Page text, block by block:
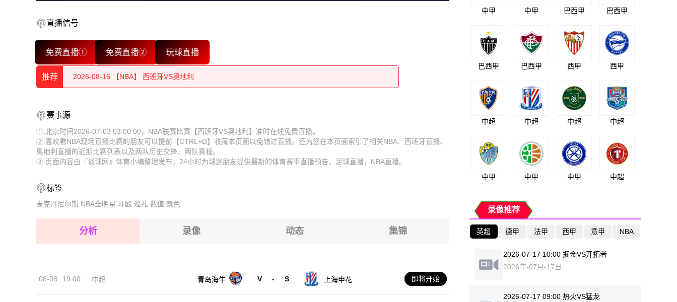
直播信号
免费直播① 免费直播② 玩球直播
推荐
2026-08-16 【NBA】 西班牙VS奥地利
2026-08-16 【NBA】 西班牙VS奥地利
2026-08-16 【NBA】 西班牙VS奥地利
2026-08-16 【NBA】 西班牙VS奥地利
2026-08-16 【NBA】 西班牙VS奥地利
2026-08-16 【NBA】 西班牙VS奥地利
2026-08-16 【NBA】 西班牙VS奥地利
2026-08-16 【NBA】 西班牙VS奥地利
2026-08-16 【NBA】 西班牙VS奥地利
2026-08-16 【NBA】 西班牙VS奥地利
赛事源
①.北京时间2026-07-03 03:00:00，NBA联赛比赛【西班牙VS奥地利】准时在线免费直播。
②.喜欢看NBA现场直播比赛的朋友可以提前【CTRL+D】收藏本页面以免错过直播。还为您在本页面索引了相关NBA、西班牙直播、
奥地利直播的近期比赛列表以及两队历史交锋、两队赛程。
③.页面内容由『谈球网』体育小编整理发布；24小时为球迷朋友提供最新的体育赛事直播预告、足球直播，NBA直播。
标签
麦克丹尼尔斯 NBA全明星 斗殴 巡礼 数值 景色
分析 录像 动态 集锦
08-08 19:00 中超 青岛海牛 V - S 上海申花 即将开始
中甲 中甲 巴西甲 巴西甲
巴西甲 巴西甲 西甲 西甲
中超 中超 中超 中超
中甲 中甲 中甲 中超
录像推荐
英超 德甲 法甲 西甲 意甲 NBA
2026-07-17 10:00 掘金VS开拓者
2026年-07月-17日
2026-07-17 09:00 热火VS猛龙